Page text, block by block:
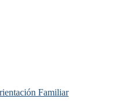
Familiar